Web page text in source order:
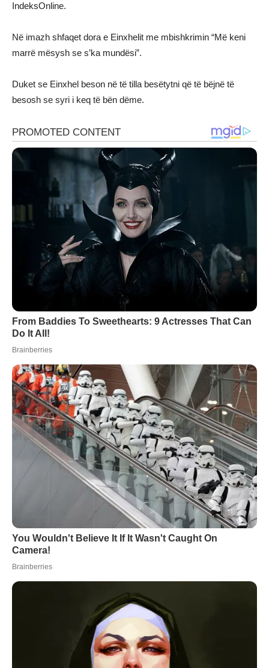
IndeksOnline.
Në imazh shfaqet dora e Einxhelit me mbishkrimin “Më keni
marrë mësysh se s’ka mundësi”.
Duket se Einxhel beson në të tilla besëtytni që të bëjnë të
besosh se syri i keq të bën dëme.